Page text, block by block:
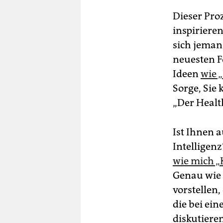
Dieser
sich
neuesten
Ideenwie
Sorge,
„Der
Ist Ihnen
wie mich
Genau
vorstellen,
die bei